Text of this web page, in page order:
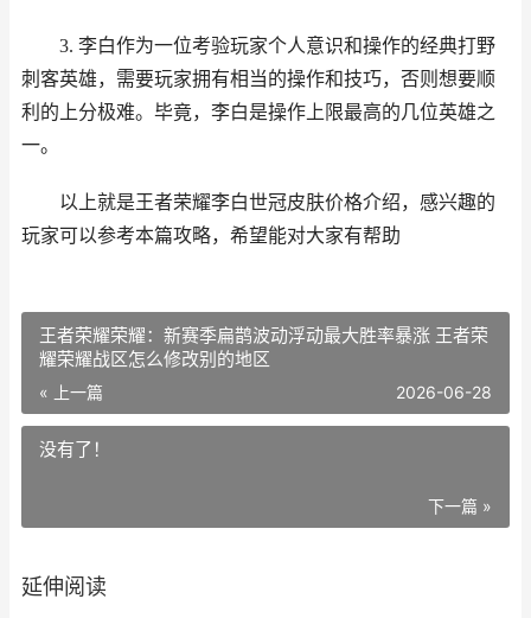
3. 李白作为一位考验玩家个人意识和操作的经典打野
刺客英雄，需要玩家拥有相当的操作和技巧，否则想要顺
利的上分极难。毕竟，李白是操作上限最高的几位英雄之
一。
以上就是王者荣耀李白世冠皮肤价格介绍，感兴趣的
玩家可以参考本篇攻略，希望能对大家有帮助
王者荣耀荣耀：新赛季扁鹊波动浮动最大胜率暴涨 王者荣
耀荣耀战区怎么修改别的地区
« 上一篇 2026-06-28
没有了！
下一篇 »
延伸阅读